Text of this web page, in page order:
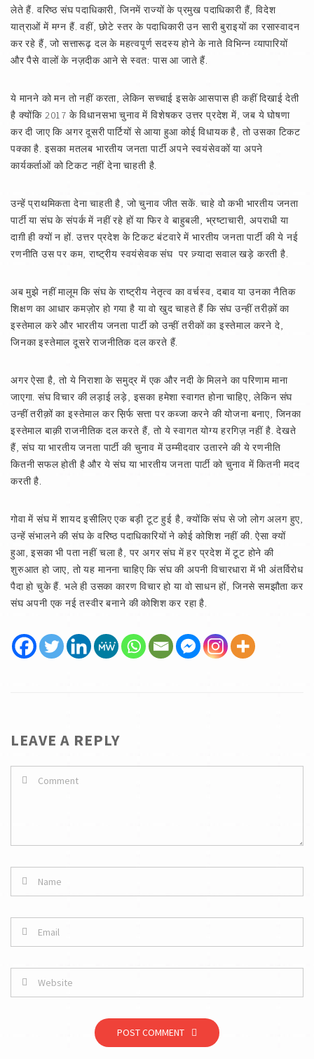
लेते हैं. वरिष्ठ संघ पदाधिकारी, जिनमें राज्यों के प्रमुख पदाधिकारी हैं, विदेश
यात्राओं में मग्न हैं. वहीं, छोटे स्तर के पदाधिकारी उन सारी बुराइयों का रसास्वादन
कर रहे हैं, जो सत्तारूढ़ दल के महत्वपूर्ण सदस्य होने के नाते विभिन्न व्यापारियों
और पैसे वालों के नज़दीक आने से स्वत: पास आ जाते हैं.
ये मानने को मन तो नहीं करता, लेकिन सच्चाई इसके आसपास ही कहीं दिखाई देती
है क्योंकि 2017 के विधानसभा चुनाव में विशेषकर उत्तर प्रदेश में, जब ये घोषणा
कर दी जाए कि अगर दूसरी पार्टियों से आया हुआ कोई विधायक है, तो उसका टिकट
पक्का है. इसका मतलब भारतीय जनता पार्टी अपने स्वयंसेवकों या अपने
कार्यकर्ताओं को टिकट नहीं देना चाहती है.
उन्हें प्राथमिकता देना चाहती है, जो चुनाव जीत सकें. चाहे वोे कभी भारतीय जनता
पार्टी या संघ के संपर्क में नहीं रहे हों या फिर वे बाहुबली, भ्रष्टाचारी, अपराधी या
दाग़ी ही क्यों न हों. उत्तर प्रदेश के टिकट बंटवारे में भारतीय जनता पार्टी की ये नई
रणनीति उस पर कम, राष्ट्रीय स्वयंसेवक संघ पर ज़्यादा सवाल खड़े करती है.
अब मुझे नहीं मालूम कि संघ के राष्ट्रीय नेतृत्व का वर्चस्व, दबाव या उनका नैतिक
शिक्षण का आधार कमज़ोर हो गया है या वो खुद चाहते हैं कि संघ उन्हीं तरीक़ों का
इस्तेमाल करे और भारतीय जनता पार्टी को उन्हीं तरीकों का इस्तेमाल करने दे,
जिनका इस्तेमाल दूसरे राजनीतिक दल करते हैं.
अगर ऐसा है, तो ये निराशा के समुद्र में एक और नदी के मिलने का परिणाम माना
जाएगा. संघ विचार की लड़ाई लड़े, इसका हमेशा स्वागत होना चाहिए, लेकिन संघ
उन्हीं तरीक़ों का इस्तेमाल कर स़िर्फ सत्ता पर कब्जा करने की योजना बनाए, जिनका
इस्तेमाल बाक़ी राजनीतिक दल करते हैं, तो ये स्वागत योग्य हरगिज़ नहीं है. देखते
हैं, संघ या भारतीय जनता पार्टी की चुनाव में उम्मीदवार उतारने की ये रणनीति
कितनी सफल होती है और ये संघ या भारतीय जनता पार्टी को चुनाव में कितनी मदद
करती है.
गोवा में संघ में शायद इसीलिए एक बड़ी टूट हुई है, क्योंकि संघ से जो लोग अलग हुए,
उन्हें संभालने की संघ के वरिष्ठ पदाधिकारियों ने कोई कोशिश नहीं की. ऐसा क्यों
हुआ, इसका भी पता नहीं चला है, पर अगर संघ में हर प्रदेश में टूट होने की
शुरुआत हो जाए, तो यह मानना चाहिए कि संघ की अपनी विचारधारा में भी अंतर्विरोध
पैदा हो चुके हैं. भले ही उसका कारण विचार हो या वो साधन हों, जिनसे समझौता कर
संघ अपनी एक नई तस्वीर बनाने की कोशिश कर रहा है.
LEAVE A REPLY
POST COMMENT